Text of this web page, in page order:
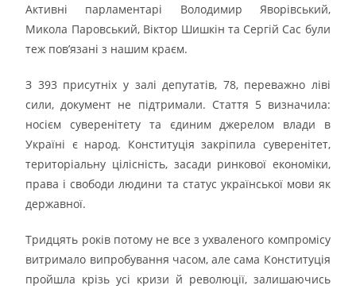
Активні парламентарі Володимир Яворівський,
Микола Паровський, Віктор Шишкін та Сергій Сас були
теж пов’язані з нашим краєм.
З 393 присутніх у залі депутатів, 78, переважно ліві
сили, документ не підтримали. Стаття 5 визначила:
носієм суверенітету та єдиним джерелом влади в
Україні є народ. Конституція закріпила суверенітет,
територіальну цілісність, засади ринкової економіки,
права і свободи людини та статус української мови як
державної.
Тридцять років потому не все з ухваленого компромісу
витримало випробування часом, але сама Конституція
пройшла крізь усі кризи й революції, залишаючись